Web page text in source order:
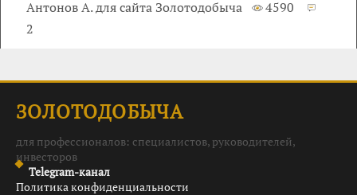
Антонов А. для сайта Золотодобыча
4590
2
ЗОЛОТОДОБЫЧА
для профессионалов: специалистов, руководителей,
инвесторов
Telegram-канал
Политика конфиденциальности